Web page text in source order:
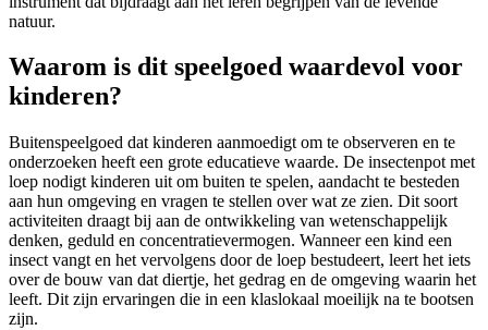
natuur.
Waarom is dit speelgoed waardevol voor
kinderen?
Buitenspeelgoed dat kinderen aanmoedigt om te observeren en te
onderzoeken heeft een grote educatieve waarde. De insectenpot met
loep nodigt kinderen uit om buiten te spelen, aandacht te besteden
aan hun omgeving en vragen te stellen over wat ze zien. Dit soort
activiteiten draagt bij aan de ontwikkeling van wetenschappelijk
denken, geduld en concentratievermogen. Wanneer een kind een
insect vangt en het vervolgens door de loep bestudeert, leert het iets
over de bouw van dat diertje, het gedrag en de omgeving waarin het
leeft. Dit zijn ervaringen die in een klaslokaal moeilijk na te bootsen
zijn.